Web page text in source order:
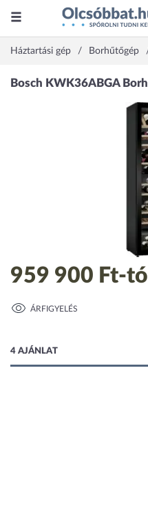
Háztartási gép Borhűtőgép
959 900 Ft-tól
ÁRFIGYELÉS
4 AJÁNLAT